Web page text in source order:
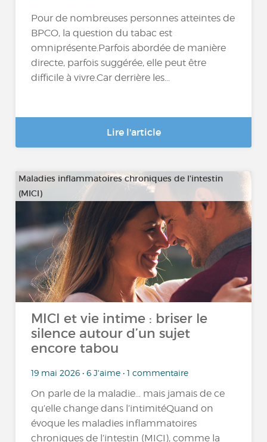
Pour de nombreuses personnes atteintes de
BPCO, la question du tabac est
omniprésente.Parfois abordée de manière
directe, parfois suggérée, elle peut être
difficile à vivre.Car derrière les...
Lire l'article
Maladies inflammatoires chroniques de l'intestin
(MICI)
MICI et vie intime : briser le
silence autour d’un sujet
encore tabou
19 mai 2026 • 6 J'aime • 1 commentaire
On parle de la maladie… mais jamais de ce
qu’elle change dans l’intimitéQuand on
évoque les maladies inflammatoires
chroniques de l’intestin (MICI), comme la